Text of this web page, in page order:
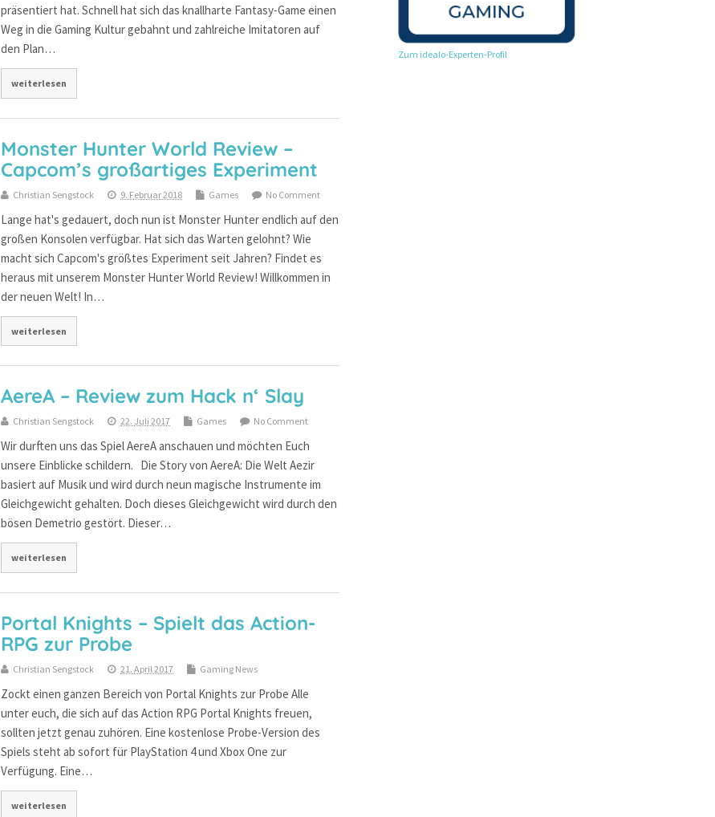
präsentiert hat. Schnell hat sich das knallharte Fantasy-Game einen
Weg in die Gaming Kultur gebahnt und zahlreiche Imitatoren auf
den Plan…
weiterlesen
Monster Hunter World Review –
Capcom’s großartiges Experiment
Christian Sengstock 9. Februar 2018 Games No Comment
Lange hat's gedauert, doch nun ist Monster Hunter endlich auf den
großen Konsolen verfügbar. Hat sich das Warten gelohnt? Wie
macht sich Capcom's größtes Experiment seit Jahren? Findet es
heraus mit unserem Monster Hunter World Review! Willkommen in
der neuen Welt! In…
weiterlesen
AereA – Review zum Hack n‘ Slay
Christian Sengstock 22. Juli 2017 Games No Comment
Wir durften uns das Spiel AereA anschauen und möchten Euch
unsere Einblicke schildern. Die Story von AereA: Die Welt Aezir
basiert auf Musik und wird durch neun magische Instrumente im
Gleichgewicht gehalten. Doch dieses Gleichgewicht wird durch den
bösen Demetrio gestört. Dieser…
weiterlesen
Portal Knights – Spielt das Action-
RPG zur Probe
Christian Sengstock 21. April 2017 Gaming News
Zockt einen ganzen Bereich von Portal Knights zur Probe Alle
unter euch, die sich auf das Action RPG Portal Knights freuen,
sollten jetzt genau zuhören. Eine kostenlose Probe-Version des
Spiels steht ab sofort für PlayStation 4 und Xbox One zur
Verfügung. Eine…
weiterlesen
Zum idealo-Experten-Profil